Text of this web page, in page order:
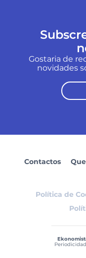
Gostaria de
novidades
Contactos
Política de